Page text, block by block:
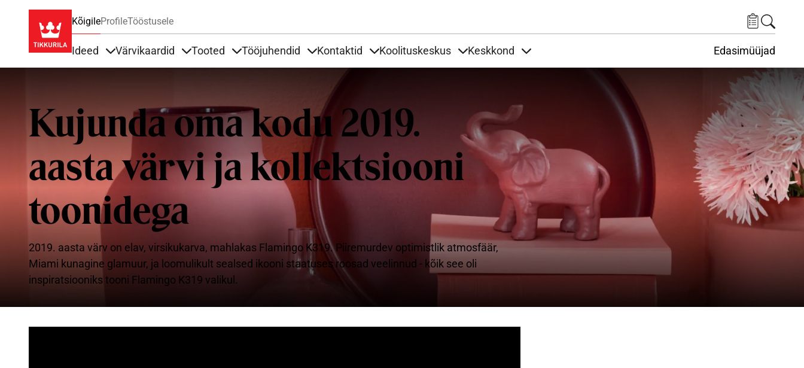
KõigileProfileTööstusele
Ideed Värvikaardid Tooted Tööjuhendid Kontaktid Koolituskeskus Keskkond Edasimüüjad
Kujunda oma kodu 2019.
aasta värvi ja kollektsiooni
toonidega
2019. aasta värv on elav, virsikukarva, mahlakas Flamingo K319. Piiremurdev optimistlik atmosfäär,
Miami kunagine glamuur, ja loomulikult sealsed ikooni staatuses roosad veelinnud - kõik see oli
inspiratsiooniks tooni Flamingo K319 valikul.